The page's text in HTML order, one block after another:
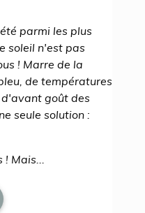
parmi les plus
soleil n'est pas
! Marre de la
de températures
goût des
seule solution :
! Mais...